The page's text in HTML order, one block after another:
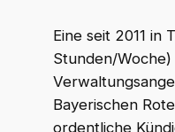
Eine seit 2011 in
Stunden/
Bayerischen
ordentliche